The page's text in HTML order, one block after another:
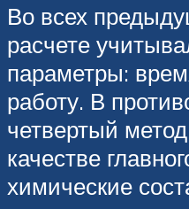
Во всех
расчете
параметры:
работу. В
четвертый
качестве
химические